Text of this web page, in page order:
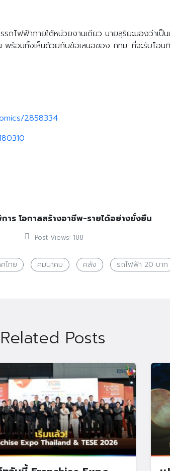
รถไฟฟ้าภายใต้หน่วยงานเดียว นายสุริยะมองว่าเ
พร้อมทั้งเห็นด้วยกับข้อเสนอของ กทม. ที่จะรับโอ
2858334
ร โอกาสสร้างอาชีพ-รายได้อย่างยั่งยืน
Post Views: 188
ไทย คมนาคม คลัง รถไฟฟ้า 20 บาท
Related Posts